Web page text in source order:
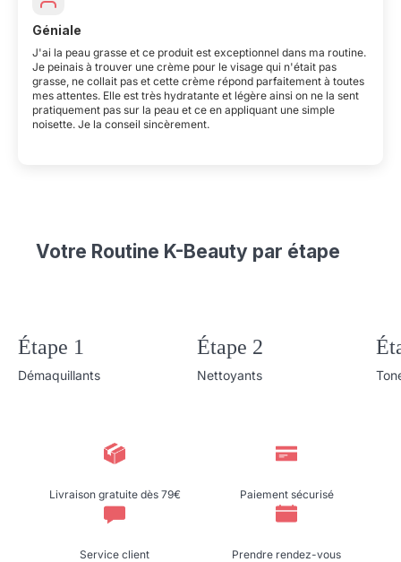
Géniale
J'ai la peau grasse et ce produit est exceptionnel dans ma routine.
Je peinais à trouver une crème pour le visage qui n'était pas
grasse, ne collait pas et cette crème répond parfaitement à toutes
mes attentes. Elle est très hydratante et légère ainsi on ne la sent
pratiquement pas sur la peau et ce en appliquant une simple
noisette. Je la conseil sincèrement.
Votre Routine K-Beauty par étape
Étape 1
Démaquillants
Étape 2
Nettoyants
Livraison gratuite dès 79€ Paiement sécurisé
Service client
Prendre rendez-vous